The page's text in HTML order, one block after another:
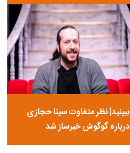
ببینید| نظر متفاوت سینا حجازی
درباره گوگوش خبرساز شد